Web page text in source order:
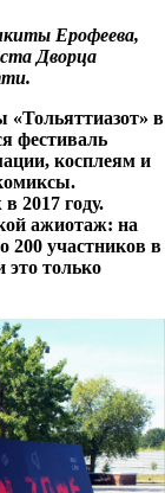
Ерофеева,
Дворца
«Тольяттиазот» в
фестиваль
косплеям и
2017 году.
ажиотаж: на
200 участников в
это только